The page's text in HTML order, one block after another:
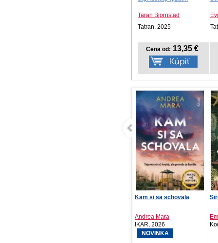
Taran Bjornstad
Tatran, 2025
Cena od: 13,35 €
Sirény
Emilia Hart
Kontrast, 2026
Jo